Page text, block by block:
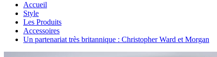
Accueil
Style
Les Produits
Accessoires
Un partenariat très britannique : Christopher Ward et Morgan